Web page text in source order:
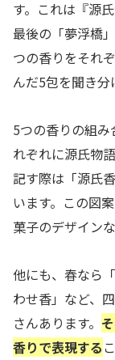
す。これは『源
最後の「夢浮橋
つの香りをそれ
んだ5包を聞き分
5つの香りの組
れぞれに源氏物
記す際は「源氏
います。この図
菓子のデザイン
他にも、春なら
わせ香」など、
さんあります。
香りで表現する